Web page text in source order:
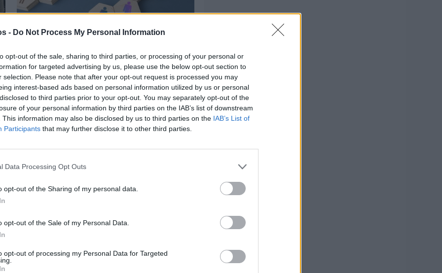
- Do Not Process My Personal Information
opt-out of the sale, sharing to third parties, or processing of your personal or
for targeted advertising by us, please use the below opt-out section to
selection. Please note that after your opt-out request is processed you may
interest-based ads based on personal information utilized by us or personal
to third parties prior to your opt-out. You may separately opt-out of the
of your personal information by third parties on the IAB’s list of downstream
This information may also be disclosed by us to third parties on the IAB’s List of
Participants that may further disclose it to other third parties.
Data Processing Opt Outs
opt-out of the Sharing of my personal data.
opt-out of the Sale of my Personal Data.
opt-out of processing my Personal Data for Targeted
Αδειάζουν τα νησιά – Το δημογραφικό στο
«κόκκινο»
Πριν 2 ημέρες